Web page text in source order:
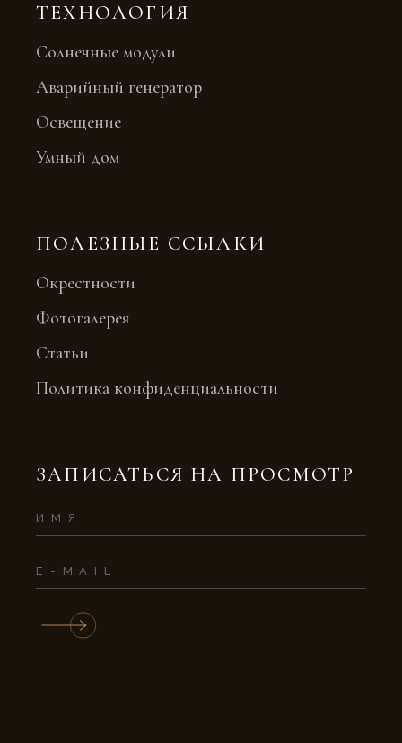
ТЕХНОЛОГИЯ
Солнечные модули
Аварийный генератор
Освещение
Умный дом
ПОЛЕЗНЫЕ ССЫЛКИ
Окрестности
Фотогалерея
Статьи
Политика конфиденциальности
ЗАПИСАТЬСЯ НА ПРОСМОТР